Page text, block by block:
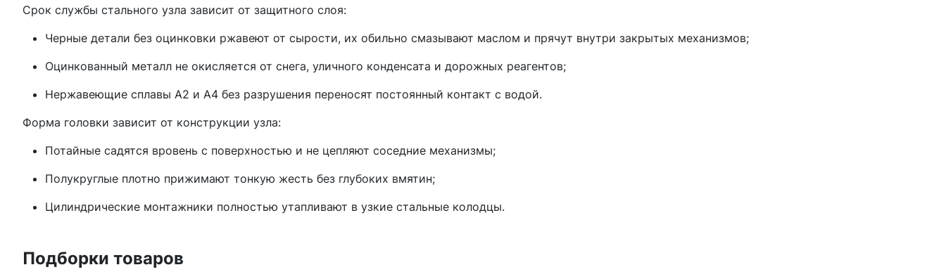
Срок службы стального узла зависит от защитного слоя:
Черные детали без оцинковки ржавеют от сырости, их обильно смазывают маслом и прячут внутри закрытых механизмов;
Оцинкованный металл не окисляется от снега, уличного конденсата и дорожных реагентов;
Нержавеющие сплавы А2 и А4 без разрушения переносят постоянный контакт с водой.
Форма головки зависит от конструкции узла:
Потайные садятся вровень с поверхностью и не цепляют соседние механизмы;
Полукруглые плотно прижимают тонкую жесть без глубоких вмятин;
Цилиндрические монтажники полностью утапливают в узкие стальные колодцы.
Подборки товаров